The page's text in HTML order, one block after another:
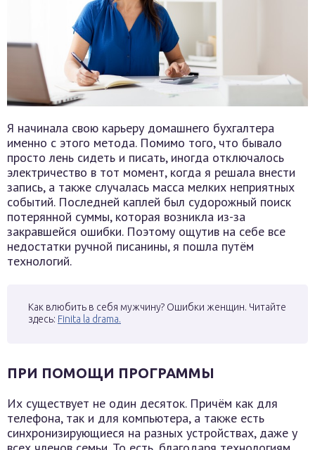
Я начинала свою карьеру домашнего бухгалтера
именно с этого метода. Помимо того, что бывало
просто лень сидеть и писать, иногда отключалось
электричество в тот момент, когда я решала внести
запись, а также случалась масса мелких неприятных
событий. Последней каплей был судорожный поиск
потерянной суммы, которая возникла из-за
закравшейся ошибки. Поэтому ощутив на себе все
недостатки ручной писанины, я пошла путём
технологий.
Как влюбить в себя мужчину? Ошибки женщин. Читайте
здесь: Finita la drama.
ПРИ ПОМОЩИ ПРОГРАММЫ
Их существует не один десяток. Причём как для
телефона, так и для компьютера, а также есть
синхронизирующиеся на разных устройствах, даже у